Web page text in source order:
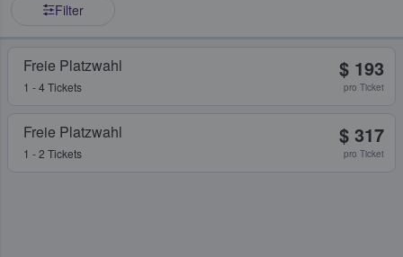
Filter
Freie Platzwahl
1 - 4 Tickets
$ 193
pro Ticket
Freie Platzwahl
1 - 2 Tickets
$ 317
pro Ticket